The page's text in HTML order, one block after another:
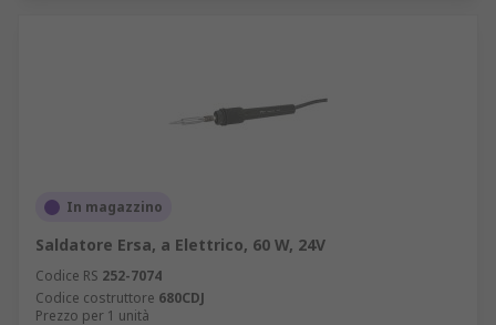
In magazzino
Saldatore Ersa, a Elettrico, 60 W, 24V
Codice RS 252-7074
Codice costruttore 680CDJ
Prezzo per 1 unità